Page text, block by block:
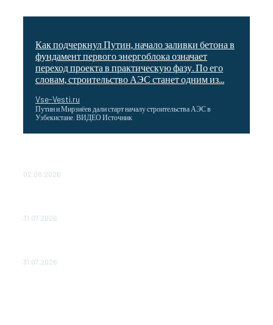
Как подчеркнул Путин, начало заливки бетона в
фундамент первого энергоблока означает
переход проекта в практическую фазу. По его
словам, строительство АЭС станет одним из...
Vse-Vesti.ru
Путин и Мирзиёев дали старт началу строительства АЭС в
Узбекистане. ВИДЕО Источник
02.08.2026
31.07.2026
31.07.2026